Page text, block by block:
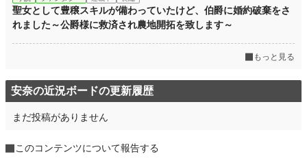
聖女として豊穣スキルが備わっていたけど、伯爵に婚約破棄をさ
れました～公爵様に救済され農地開拓を致します～
もっと見る
安奈の近況ボードの更新履歴
まだ投稿がありません
このコンテンツについて報告する